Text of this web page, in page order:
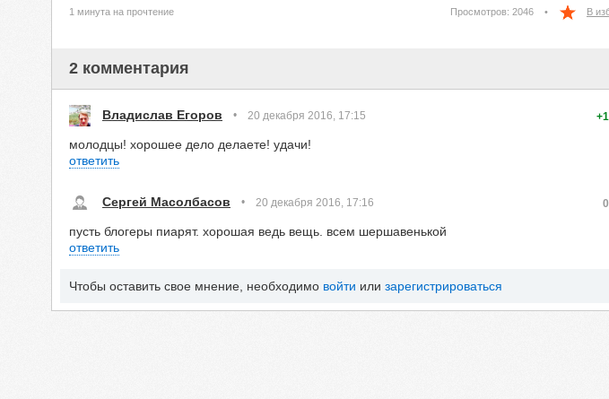
1 минута на прочтение Просмотров: 2046 • В
2 комментария
Владислав Егоров • 20 декабря 2016, 17:15 +1
молодцы! хорошее дело делаете! удачи!
ответить
Сергей Масолбасов • 20 декабря 2016, 17:16 0
пусть блогеры пиарят. хорошая ведь вещь. всем шершавенькой
ответить
Чтобы оставить свое мнение, необходимо войти или зарегистрироваться